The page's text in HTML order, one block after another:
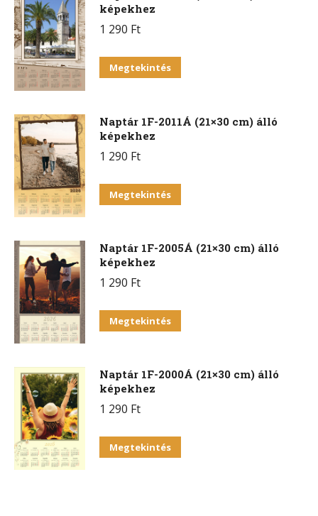
képekhez
1 290 Ft
Megtekintés
Naptár 1F-2011Á (21×30 cm) álló
képekhez
1 290 Ft
Megtekintés
Naptár 1F-2005Á (21×30 cm) álló
képekhez
1 290 Ft
Megtekintés
Naptár 1F-2000Á (21×30 cm) álló
képekhez
1 290 Ft
Megtekintés